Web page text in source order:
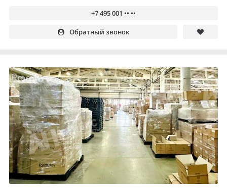
+7 495 001 •• ••
Обратный звонок